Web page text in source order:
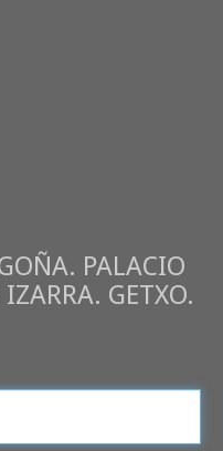
PALACIO
GETXO.